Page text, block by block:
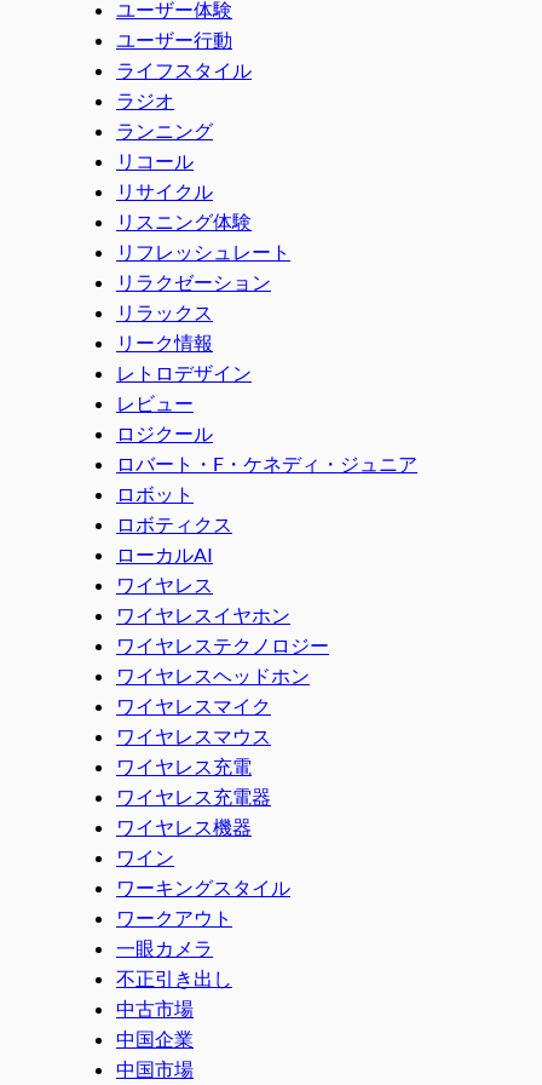
ユーザー体験
ユーザー行動
ライフスタイル
ラジオ
ランニング
リコール
リサイクル
リスニング体験
リフレッシュレート
リラクゼーション
リラックス
リーク情報
レトロデザイン
レビュー
ロジクール
ロバート・F・ケネディ・ジュニア
ロボット
ロボティクス
ローカルAI
ワイヤレス
ワイヤレスイヤホン
ワイヤレステクノロジー
ワイヤレスヘッドホン
ワイヤレスマイク
ワイヤレスマウス
ワイヤレス充電
ワイヤレス充電器
ワイヤレス機器
ワイン
ワーキングスタイル
ワークアウト
一眼カメラ
不正引き出し
中古市場
中国企業
中国市場